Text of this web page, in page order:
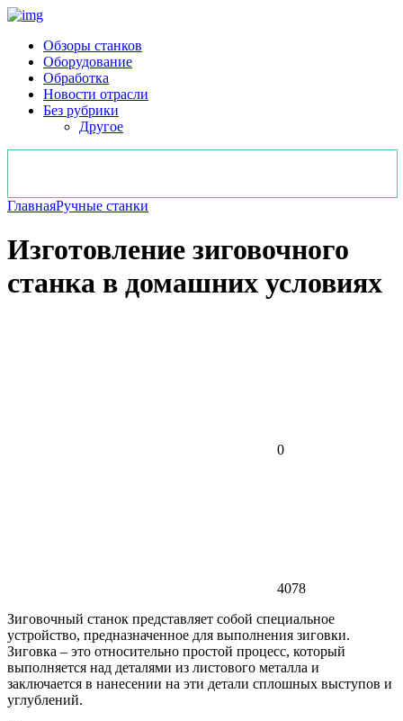
Обзоры станков
Оборудование
Обработка
Новости отрасли
Без рубрики
Другое
ГлавнаяРучные станки
Изготовление зиговочного
станка в домашних условиях
0
4078
Зиговочный станок представляет собой специальное
устройство, предназначенное для выполнения зиговки.
Зиговка – это относительно простой процесс, который
выполняется над деталями из листового металла и
заключается в нанесении на эти детали сплошных выступов и
углублений.